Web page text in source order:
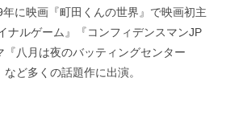
に映画『町田くんの世界』で映画初主
ナルゲーム』『コンフィデンスマンJP
『八月は夜のバッティングセンター
ど多くの話題作に出演。